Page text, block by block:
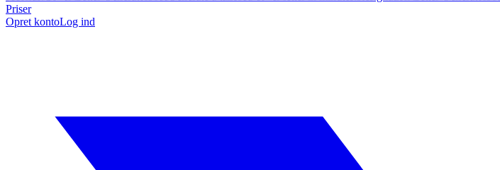
Priser
Opret kontoLog ind